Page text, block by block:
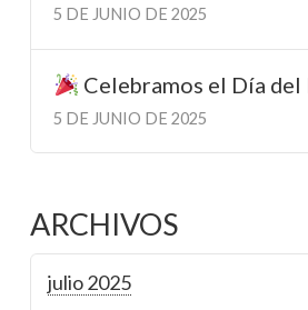
5 DE JUNIO DE 2025
Celebramos el Día del
5 DE JUNIO DE 2025
ARCHIVOS
julio 2025